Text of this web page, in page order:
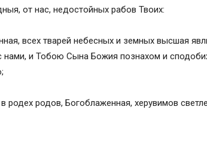
от нас, недостойных рабов Твоих:
всех тварей небесных и земных высшая
и Тобою Сына Божия познахом и
родех родов, Богоблаженная, херувимов